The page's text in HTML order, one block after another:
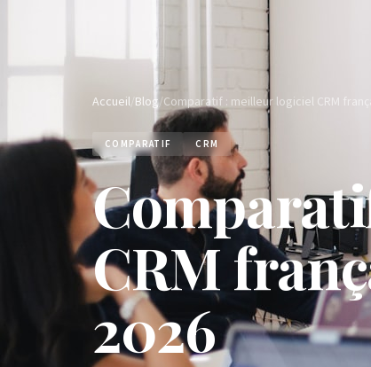
Accueil/Blog/
COMPARATIF CRM
CRM
2026